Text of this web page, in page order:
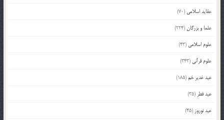
عقاید اسلامی (70)
علما و بزرگان(224)
علوم اسلامی (43)
علوم قرآنی (343)
عید غدیر خم(185)
عید فطر (35)
عید نوروز (45)